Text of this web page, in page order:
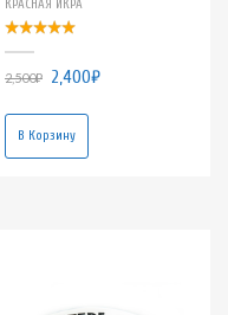
КРАСНАЯ ИКРА
2,500₽ 2,400₽
В Корзину